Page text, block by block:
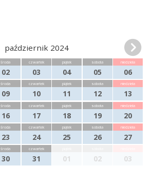
październik 2024
środa
02
czwartek
03
piątek
04
sobota
05
niedziela
06
środa
09
czwartek
10
piątek
11
sobota
12
niedziela
13
środa
16
czwartek
17
piątek
18
sobota
19
niedziela
20
środa
23
czwartek
24
piątek
25
sobota
26
niedziela
27
środa
30
czwartek
31 01 02 03